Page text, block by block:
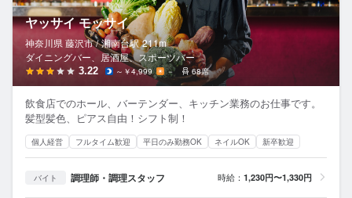
ヤッサイ モッサイ
神奈川県 藤沢市 / 湘南台駅 211m
ダイニングバー、居酒屋、スポーツバー
3.22 ～￥4,999 － 68席
飲食店でのホール、バーテンダー、キッチン業務のお仕事です。
髪型髪色、ピアス自由！シフト制！
個人経営 フルタイム歓迎 平日のみ勤務OK ネイルOK 新卒歓迎
バイト 調理師・調理スタッフ 時給： 1,230円〜1,330円